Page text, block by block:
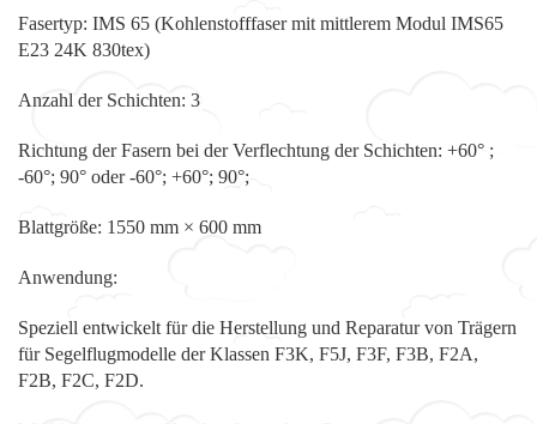
Fasertyp: IMS 65 (Kohlenstofffaser mit mittlerem Modul IMS65
E23 24K 830tex)
Anzahl der Schichten: 3
Richtung der Fasern bei der Verflechtung der Schichten: +60° ;
-60°; 90° oder -60°; +60°; 90°;
Blattgröße: 1550 mm × 600 mm
Anwendung:
Speziell entwickelt für die Herstellung und Reparatur von Trägern
für Segelflugmodelle der Klassen F3K, F5J, F3F, F3B, F2A,
F2B, F2C, F2D.